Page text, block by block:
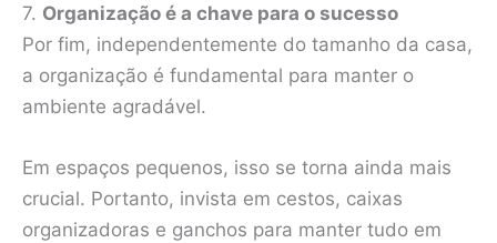
7. Organização é a chave para o sucesso
Por fim, independentemente do tamanho da casa,
a organização é fundamental para manter o
ambiente agradável.
Em espaços pequenos, isso se torna ainda mais
crucial. Portanto, invista em cestos, caixas
organizadoras e ganchos para manter tudo em